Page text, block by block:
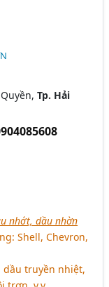
Quyền,Tp. Hải
nhớt, dầu nhờn
Shell, Chevron,
truyền nhiệt,